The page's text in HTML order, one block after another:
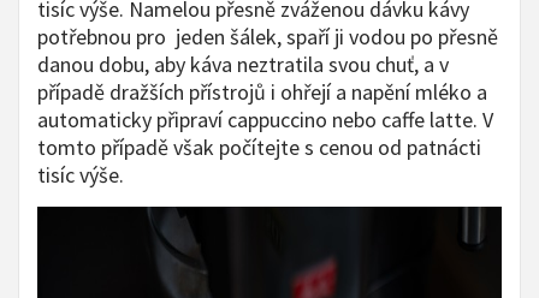
tisíc výše. Namelou přesně zváženou dávku kávy
potřebnou pro jeden šálek, spaří ji vodou po přesně
danou dobu, aby káva neztratila svou chuť, a v
případě dražších přístrojů i ohřejí a napění mléko a
automaticky připraví cappuccino nebo caffe latte. V
tomto případě však počítejte s cenou od patnácti
tisíc výše.